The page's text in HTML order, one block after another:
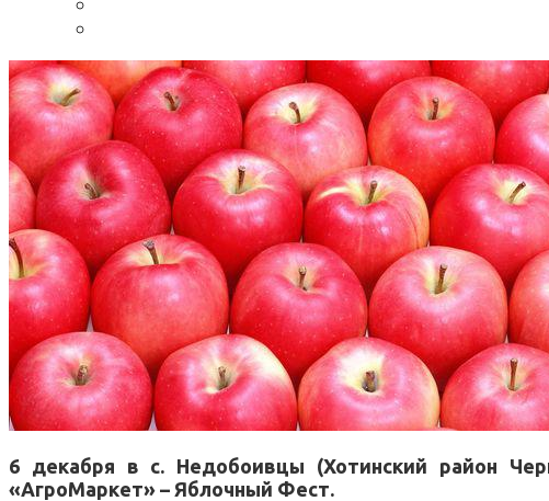
6 декабря в с. Недобоивцы (Хотинский район
«АгроМаркет» – Яблочный Фест.